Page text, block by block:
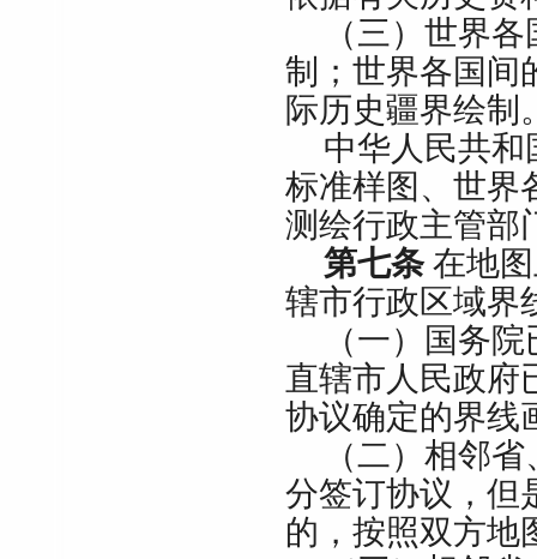
（三）世界
制；世界各国间
际历史疆界绘制
中华人民共
标准样图、世界
测绘行政主管部
第七条在地图
辖市行政区域界
（一）国务
直辖市人民政府
协议确定的界线
（二）相邻
分签订协议，但
的，按照双方地